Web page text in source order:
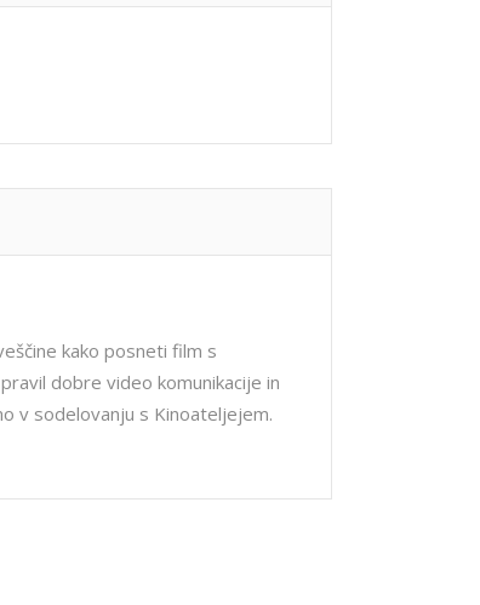
kako posneti film s
dobre video komunikacije in
v sodelovanju s Kinoateljejem.